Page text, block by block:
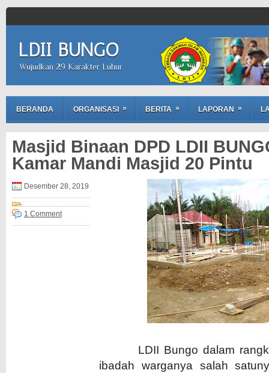
LDII BUNGO
Wujudkan 29 Karakter Luhur
BERANDA ORGANISASI » BERITA » LAPORAN »
Masjid Binaan DPD LDII
Kamar Mandi Masjid 20 Pintu
Desember 28, 2019
1 Comment
LDII Bungo dalam rangka
ibadah warganya salah